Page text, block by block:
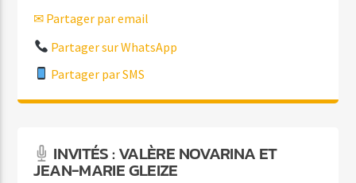
✉ Partager par email
Partager sur WhatsApp
Partager par SMS
INVITÉS : VALÈRE NOVARINA ET
JEAN-MARIE GLEIZE